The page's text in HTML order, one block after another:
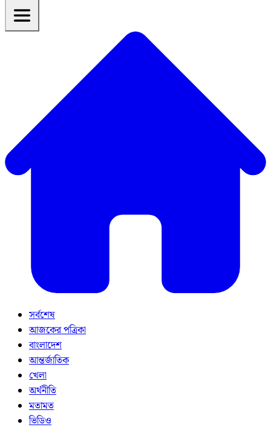
সর্বশেষ
আজকের পত্রিকা
বাংলাদেশ
আন্তর্জাতিক
খেলা
অর্থনীতি
মতামত
ভিডিও